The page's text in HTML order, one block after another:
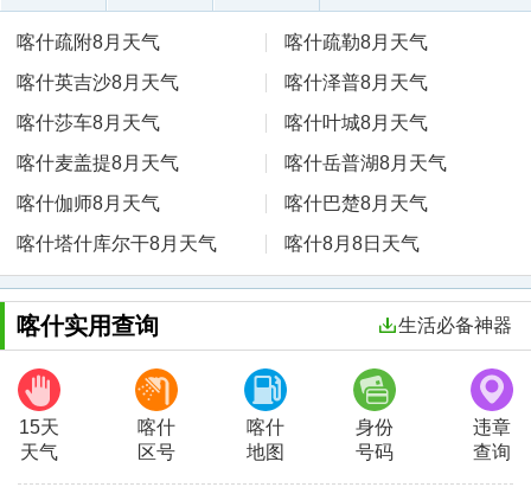
喀什疏附8月天气
喀什疏勒8月天气
喀什英吉沙8月天气
喀什泽普8月天气
喀什莎车8月天气
喀什叶城8月天气
喀什麦盖提8月天气
喀什岳普湖8月天气
喀什伽师8月天气
喀什巴楚8月天气
喀什塔什库尔干8月天气
喀什8月8日天气
喀什实用查询 生活必备神器
15天
天气
喀什
区号
喀什
地图
身份
号码
违章
查询